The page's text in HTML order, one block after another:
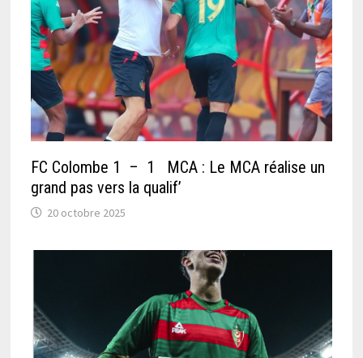
FC Colombe 1 – 1 MCA : Le MCA réalise un
grand pas vers la qualif’
20 octobre 2025